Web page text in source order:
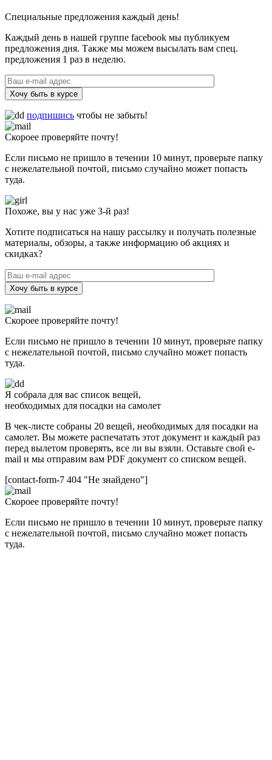
Специальные предложения каждый день!
Каждый день в нашей группе facebook мы публикуем
предложения дня. Также мы можем высылать вам спец.
предложения 1 раз в неделю.
Хочу быть в курсе
подпишись чтобы не забыть!
Скороее проверяйте почту!
Если письмо не пришло в течении 10 минут, проверьте папку
с нежелательной почтой, письмо случайно может попасть
туда.
Похоже, вы у нас уже 3-й раз!
Хотите подписаться на нашу рассылку и получать полезные
материалы, обзоры, а также информацию об акциях и
скидках?
Хочу быть в курсе
Скороее проверяйте почту!
Если письмо не пришло в течении 10 минут, проверьте папку
с нежелательной почтой, письмо случайно может попасть
туда.
Я собрала для вас список вещей,
необходимых для посадки на самолет
В чек-листе собраны 20 вещей, необходимых для посадки на
самолет. Вы можете распечатать этот документ и каждый раз
перед вылетом проверять, все ли вы взяли. Оставьте свой e-
mail и мы отправим вам PDF документ со списком вещей.
[contact-form-7 404 "Не знайдено"]
Скороее проверяйте почту!
Если письмо не пришло в течении 10 минут, проверьте папку
с нежелательной почтой, письмо случайно может попасть
туда.